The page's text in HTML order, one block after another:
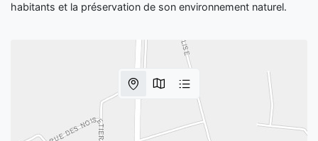
habitants et la préservation de son environnement naturel.